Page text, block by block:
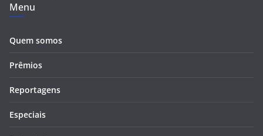
Menu
Quem somos
Prêmios
Reportagens
Especiais